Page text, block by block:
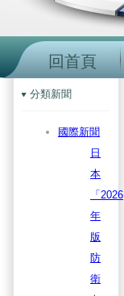
回首頁
分類新聞
國際新聞
日
本
「2026
年
版
防
衛